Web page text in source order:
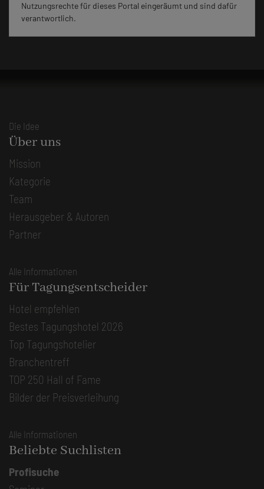
Nutzungsrechte für dieses Portal eingeräumt und sind dafür
verantwortlich.
Die Idee
Über uns
Mission
Kategorie
Team
Herausgeber & Autoren
Partner
Alle Informationen
Für Tagungsentscheider
Hotel empfehlen
Bestes Tagungshotel 2026
Top Tagungshotelier
Branchentreff
TOP 250 Hall of Fame
Bilder der Preisverleihung
Alle Informationen
Beliebte Suchlisten
Profisuche